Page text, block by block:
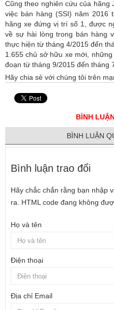
Cũng theo nghiên cứu của hãng
việc bán hàng (SSI) năm 2016
hãng xe đứng vị trí số 1, được
về sự hài lòng trong bán hàng
thực hiện từ tháng 4/2015 đến
1.655 chủ sở hữu xe mới,
đoạn từ tháng 9/2015 đến tháng
Hãy chia sẻ với chúng tôi trên
BÌNH
BÌNH LUẬN
Bình luận trao đổi
Hãy chắc chắn rằng bạn nhập
ra. HTML code đang không
Họ và tên
Điện thoại
Địa chỉ Email